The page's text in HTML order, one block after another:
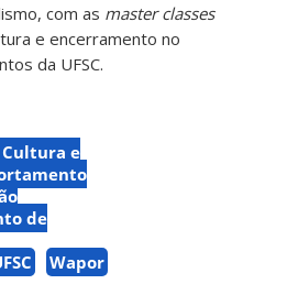
com as master classes
e encerramento no
da UFSC.
e
de
Wapor